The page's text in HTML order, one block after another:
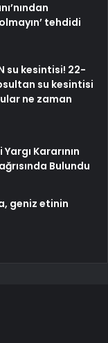
tehdidi
su kesintisi! 22-
su kesintisi
ne zaman
Kararının
Bulundu
geniz etinin